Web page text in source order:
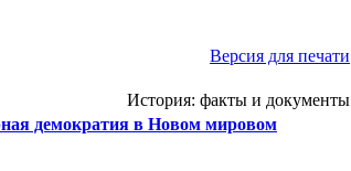
Версия для печати
История: факты и документы
демократия в Новом мировом